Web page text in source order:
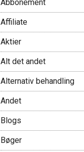
Abbonement
Affiliate
Aktier
Alt det andet
Alternativ behandling
Andet
Blogs
Bøger